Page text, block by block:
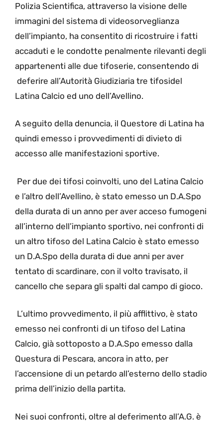
Polizia Scientifica, attraverso la visione delle
immagini del sistema di videosorveglianza
dell’impianto, ha consentito di ricostruire i fatti
accaduti e le condotte penalmente rilevanti degli
appartenenti alle due tifoserie, consentendo di
deferire all’Autorità Giudiziaria tre tifosidel
Latina Calcio ed uno dell’Avellino.
A seguito della denuncia, il Questore di Latina ha
quindi emesso i provvedimenti di divieto di
accesso alle manifestazioni sportive.
Per due dei tifosi coinvolti, uno del Latina Calcio
e l’altro dell’Avellino, è stato emesso un D.A.Spo
della durata di un anno per aver acceso fumogeni
all’interno dell’impianto sportivo, nei confronti di
un altro tifoso del Latina Calcio è stato emesso
un D.A.Spo della durata di due anni per aver
tentato di scardinare, con il volto travisato, il
cancello che separa gli spalti dal campo di gioco.
L’ultimo provvedimento, il più afflittivo, è stato
emesso nei confronti di un tifoso del Latina
Calcio, già sottoposto a D.A.Spo emesso dalla
Questura di Pescara, ancora in atto, per
l’accensione di un petardo all’esterno dello stadio
prima dell’inizio della partita.
Nei suoi confronti, oltre al deferimento all’A.G. è